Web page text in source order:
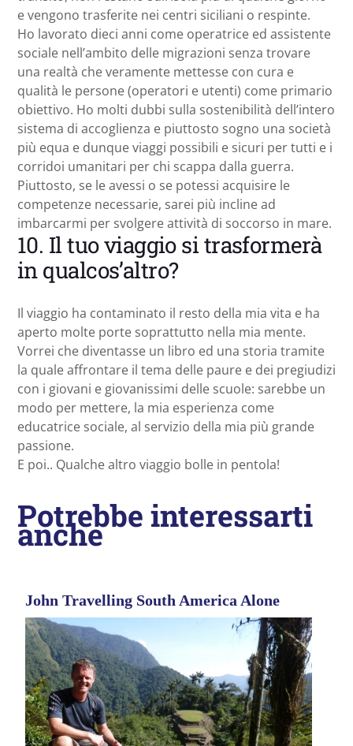
e vengono trasferite nei centri siciliani o respinte.
Ho lavorato dieci anni come operatrice ed assistente
sociale nell’ambito delle migrazioni senza trovare
una realtà che veramente mettesse con cura e
qualità le persone (operatori e utenti) come primario
obiettivo. Ho molti dubbi sulla sostenibilità dell’intero
sistema di accoglienza e piuttosto sogno una società
più equa e dunque viaggi possibili e sicuri per tutti e i
corridoi umanitari per chi scappa dalla guerra.
Piuttosto, se le avessi o se potessi acquisire le
competenze necessarie, sarei più incline ad
imbarcarmi per svolgere attività di soccorso in mare.
10. Il tuo viaggio si trasformerà
in qualcos’altro?
Il viaggio ha contaminato il resto della mia vita e ha
aperto molte porte soprattutto nella mia mente.
Vorrei che diventasse un libro ed una storia tramite
la quale affrontare il tema delle paure e dei pregiudizi
con i giovani e giovanissimi delle scuole: sarebbe un
modo per mettere, la mia esperienza come
educatrice sociale, al servizio della mia più grande
passione.
E poi.. Qualche altro viaggio bolle in pentola!
Potrebbe interessarti
anche
John Travelling South America Alone